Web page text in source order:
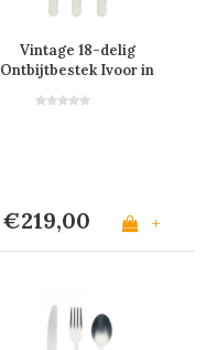
Vintage 18-delig
Ontbijtbestek Ivoor in
€219,00 +